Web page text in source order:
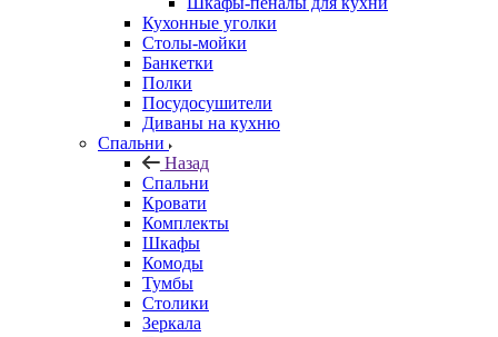
Кухонные уголки
Столы-мойки
Банкетки
Полки
Посудосушители
Диваны на кухню
Спальни
Назад
Спальни
Кровати
Комплекты
Шкафы
Комоды
Тумбы
Столики
Зеркала